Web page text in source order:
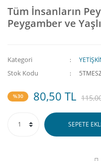
Tüm İnsanların
Peygamber ve
Kategori
Stok Kodu
%30 80,50 TL
SEPETE